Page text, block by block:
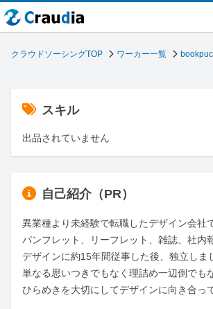
クラウドソーシングTOP ワーカー一覧
スキル
出品されていません
自己紹介（PR）
異業種より未経験で転職したデザイン会社で
パンフレット、リーフレット、雑誌、社内
デザインに約15年間従事した後、独立しま
単なる思いつきでもなく理詰め一辺倒でも
ひらめきを大切にしてデザインに向き合っ